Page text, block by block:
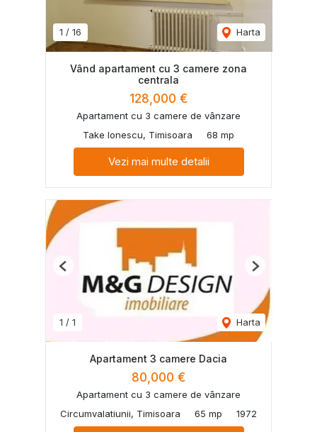
1 / 16 Harta
Vând apartament cu 3 camere zona
centrala
128,000 €
Apartament cu 3 camere de vânzare
Take Ionescu, Timisoara
68 mp
Vezi mai multe detalii
1 / 1 Harta
Previous Next
Apartament 3 camere Dacia
80,000 €
Apartament cu 3 camere de vânzare
Circumvalatiunii, Timisoara
65 mp 1972